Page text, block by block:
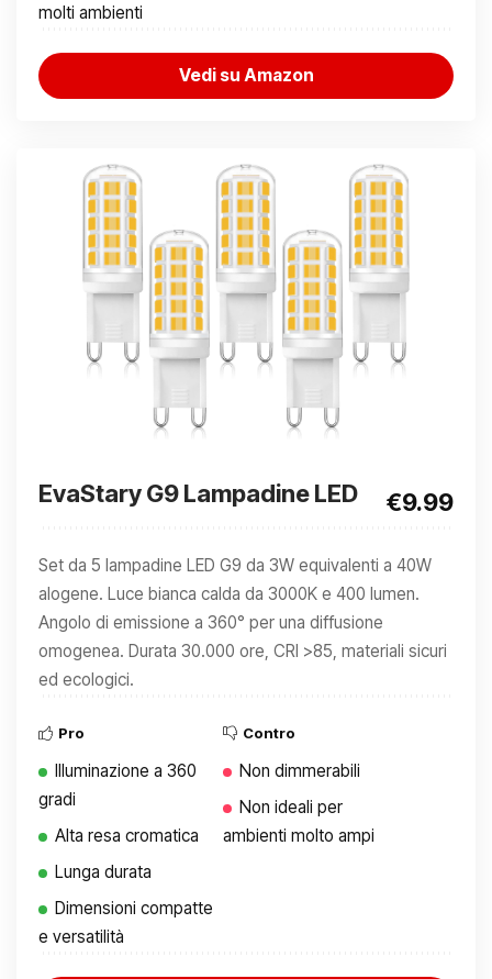
molti ambienti
Vedi su Amazon
EvaStary G9 Lampadine LED €9.99
Set da 5 lampadine LED G9 da 3W equivalenti a 40W
alogene. Luce bianca calda da 3000K e 400 lumen.
Angolo di emissione a 360° per una diffusione
omogenea. Durata 30.000 ore, CRI >85, materiali sicuri
ed ecologici.
Pro
Illuminazione a 360
gradi
Alta resa cromatica
Lunga durata
Dimensioni compatte
e versatilità
Contro
Non dimmerabili
Non ideali per
ambienti molto ampi